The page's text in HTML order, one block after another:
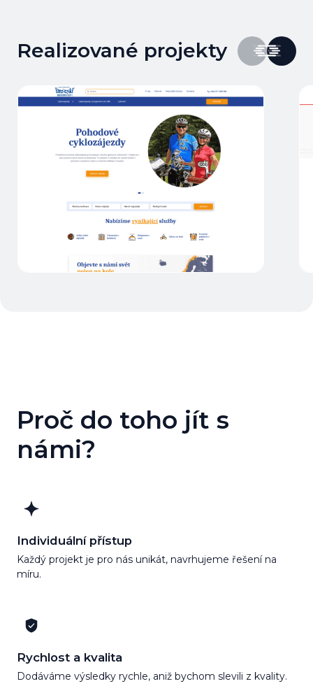
Realizované projekty
Proč do toho jít s
námi?
Individuální přístup
Každý projekt je pro nás unikát, navrhujeme řešení na
míru.
Rychlost a kvalita
Dodáváme výsledky rychle, aniž bychom slevili z kvality.